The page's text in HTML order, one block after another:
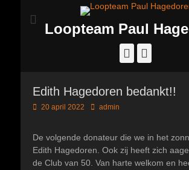
Loopteam Paul
Facebook
Edith Hagedoren bedankt!!
Geplaatst
20 april 2022 Author
admin
De volgende donateur die we in het
Edith Hagedoren. Ook zij heeft zich
de Club van 50. Van harte welkom en